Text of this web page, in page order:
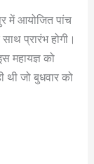
में आयोजित पांच
प्रारंभ होगी।
महायज्ञ को
जो बुधवार को